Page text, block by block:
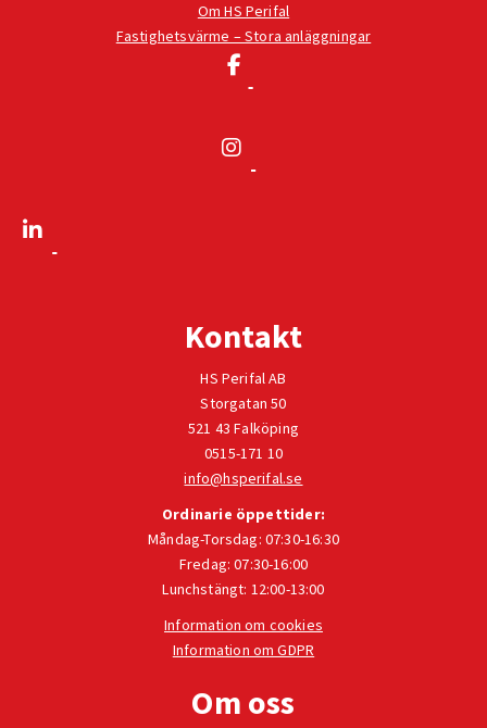
Om HS Perifal
Fastighetsvärme – Stora anläggningar
Kontakt
HS Perifal AB
Storgatan 50
521 43 Falköping
0515-171 10
info@hsperifal.se
Ordinarie öppettider:
Måndag-Torsdag: 07:30-16:30
Fredag: 07:30-16:00
Lunchstängt: 12:00-13:00
Information om cookies
Information om GDPR
Om oss